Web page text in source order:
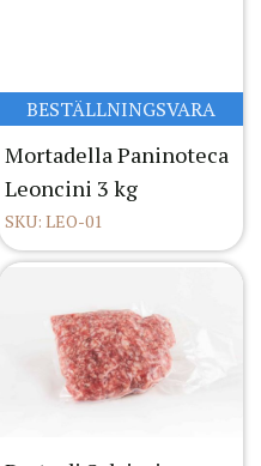
BESTÄLLNINGSVARA
Mortadella Paninoteca
Leoncini 3 kg
SKU: LEO-01